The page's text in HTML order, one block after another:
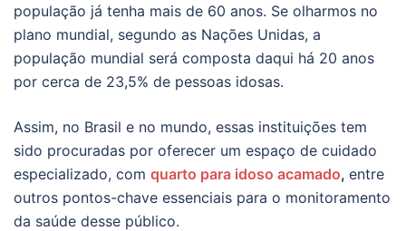
população já tenha mais de 60 anos. Se olharmos no
plano mundial, segundo as Nações Unidas, a
população mundial será composta daqui há 20 anos
por cerca de 23,5% de pessoas idosas.
Assim, no Brasil e no mundo, essas instituições tem
sido procuradas por oferecer um espaço de cuidado
especializado, com quarto para idoso acamado, entre
outros pontos-chave essenciais para o monitoramento
da saúde desse público.